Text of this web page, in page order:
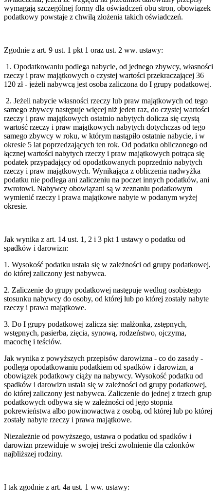
wymagają szczególnej formy dla oświadczeń obu stron, obowiązek
podatkowy powstaje z chwilą złożenia takich oświadczeń.
Zgodnie z art. 9 ust. 1 pkt 1 oraz ust. 2 ww. ustawy:
1. Opodatkowaniu podlega nabycie, od jednego zbywcy, własności
rzeczy i praw majątkowych o czystej wartości przekraczającej 36
120 zł - jeżeli nabywcą jest osoba zaliczona do I grupy podatkowej.
2. Jeżeli nabycie własności rzeczy lub praw majątkowych od tego
samego zbywcy następuje więcej niż jeden raz, do czystej wartości
rzeczy i praw majątkowych ostatnio nabytych dolicza się czystą
wartość rzeczy i praw majątkowych nabytych dotychczas od tego
samego zbywcy w roku, w którym nastąpiło ostatnie nabycie, i w
okresie 5 lat poprzedzających ten rok. Od podatku obliczonego od
łącznej wartości nabytych rzeczy i praw majątkowych potrąca się
podatek przypadający od opodatkowanych poprzednio nabytych
rzeczy i praw majątkowych. Wynikająca z obliczenia nadwyżka
podatku nie podlega ani zaliczeniu na poczet innych podatków, ani
zwrotowi. Nabywcy obowiązani są w zeznaniu podatkowym
wymienić rzeczy i prawa majątkowe nabyte w podanym wyżej
okresie.
Jak wynika z art. 14 ust. 1, 2 i 3 pkt 1 ustawy o podatku od
spadków i darowizn:
1. Wysokość podatku ustala się w zależności od grupy podatkowej,
do której zaliczony jest nabywca.
2. Zaliczenie do grupy podatkowej następuje według osobistego
stosunku nabywcy do osoby, od której lub po której zostały nabyte
rzeczy i prawa majątkowe.
3. Do I grupy podatkowej zalicza się: małżonka, zstępnych,
wstępnych, pasierba, zięcia, synową, rodzeństwo, ojczyma,
macochę i teściów.
Jak wynika z powyższych przepisów darowizna - co do zasady -
podlega opodatkowaniu podatkiem od spadków i darowizn, a
obowiązek podatkowy ciąży na nabywcy. Wysokość podatku od
spadków i darowizn ustala się w zależności od grupy podatkowej,
do której zaliczony jest nabywca. Zaliczenie do jednej z trzech grup
podatkowych odbywa się w zależności od jego stopnia
pokrewieństwa albo powinowactwa z osobą, od której lub po której
zostały nabyte rzeczy i prawa majątkowe.
Niezależnie od powyższego, ustawa o podatku od spadków i
darowizn przewiduje w swojej treści zwolnienie dla członków
najbliższej rodziny.
I tak zgodnie z art. 4a ust. 1 ww. ustawy: